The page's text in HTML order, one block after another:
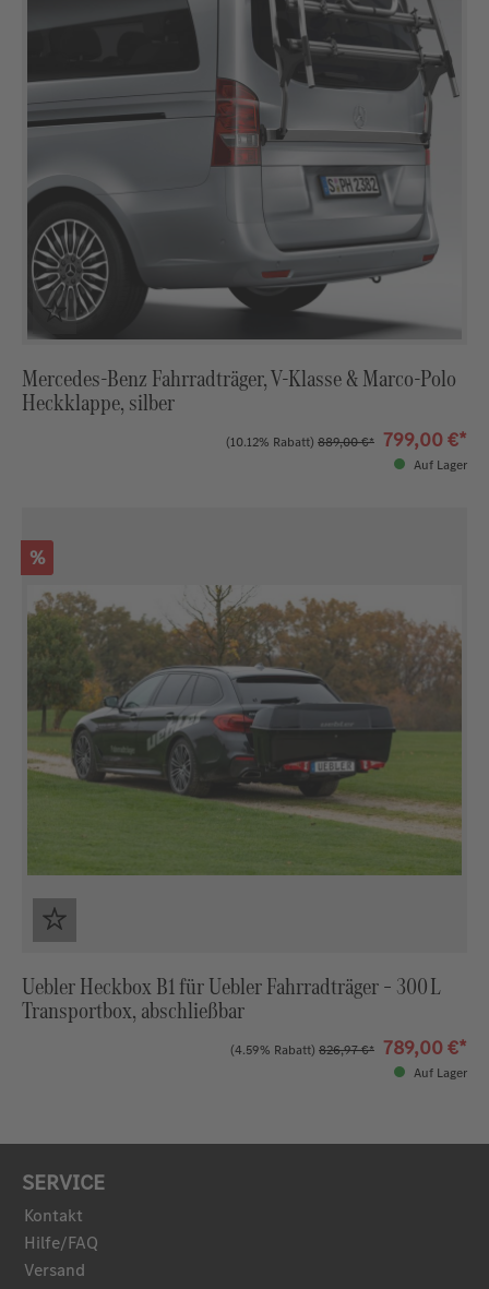
Mercedes-Benz Fahrradträger, V-Klasse & Marco-Polo
Heckklappe, silber
(10.12% Rabatt) 889,00 €* 799,00 €*
Auf Lager
Rabatt
%
Uebler Heckbox B1 für Uebler Fahrradträger – 300 L
Transportbox, abschließbar
(4.59% Rabatt) 826,97 €* 789,00 €*
Auf Lager
SERVICE
Kontakt
Hilfe/FAQ
Versand